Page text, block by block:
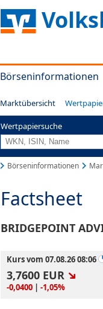
Börseninformationen
Marktübersicht
Wertpapiersuche
Börseninformationen
Factsheet
BRIDGEPOINT
Kurs vom 07.08.26 08:06
3,7600 EUR
-0,0400 | -1,05%